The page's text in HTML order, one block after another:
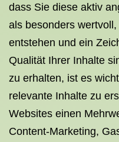
dass Sie diese aktiv
als besonders
entstehen und ein
Qualität Ihrer Inhalte
zu erhalten, ist es
relevante Inhalte zu
Websites einen
Content-Marketing,